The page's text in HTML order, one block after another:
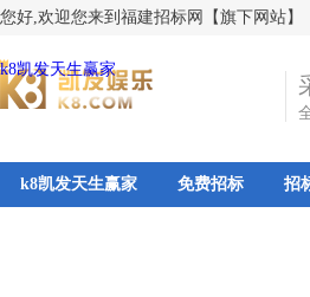
您好,欢迎您来到福建招标网【旗下网站】
k8凯发天生赢家
k8凯发天生赢家 免费招标 招